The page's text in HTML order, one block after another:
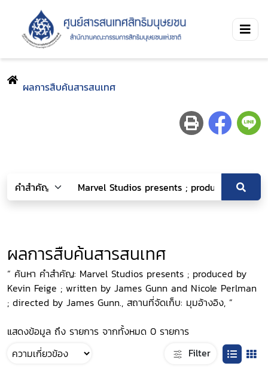
ผลการสืบค้นสารสนเทศ
ผลการสืบค้นสารสนเทศ
“ ค้นหา คำสำคัญ: Marvel Studios presents ; produced by
Kevin Feige ; written by James Gunn and Nicole Perlman
; directed by James Gunn., สถานที่จัดเก็บ: มุมอ้างอิง, ”
แสดงข้อมูล ถึง รายการ จากทั้งหมด 0 รายการ
Filter